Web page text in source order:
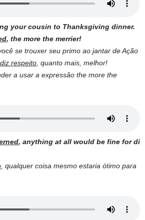
your cousin to Thanksgiving dinner.
, the more the merrier!
se trouxer seu primo ao jantar de Ação
respeito , quanto mais, melhor!
a usar a expressão the more the
, anything at all would be fine for di
, qualquer coisa mesmo estaria ótimo para